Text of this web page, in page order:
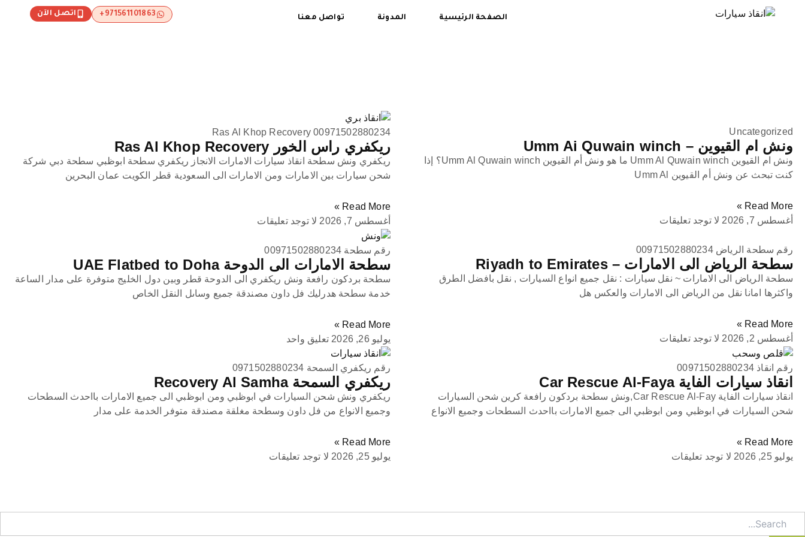
الصفحة الرئيسية المدونة تواصل معنا اتصل الآن 971561101863+
Uncategorized
ونش ام القيوين – Umm Ai Quwain winch
ونش ام القيوين Umm Al Quwain winch ما هو ونش أم القيوين Umm Al Quwain winch؟ إذا
كنت تبحث عن ونش أم القيوين Umm Al
Read More »
أغسطس 7, 2026
لا توجد تعليقات
Ras Al Khop Recovery 00971502880234
ريكفري راس الخور Ras Al Khop Recovery
ريكفري ونش سطحة انقاذ سيارات الامارات الانجاز ريكفري سطحة ابوظبي سطحة دبي شركة
شحن سيارات بين الامارات ومن الامارات الى السعودية قطر الكويت عمان البحرين
Read More »
أغسطس 7, 2026
لا توجد تعليقات
رقم سطحة الرياض 00971502880234
سطحة الرياض الى الامارات – Riyadh to Emirates
سطحة الرياض الى الامارات ~ نقل سيارات : نقل جميع انواع السيارات , نقل بافضل الطرق
واكثرها امانا نقل من الرياض الى الامارات والعكس هل
Read More »
أغسطس 2, 2026
لا توجد تعليقات
رقم سطحة 00971502880234
سطحة الامارات الى الدوحة UAE Flatbed to Doha
سطحة بردكون رافعة ونش ريكفري الى الدوحة قطر وبين دول الخليج متوفرة على مدار الساعة
خدمة سطحة هدرليك فل داون مصندقة جميع وساىل النقل الخاص
Read More »
يوليو 26, 2026
تعليق واحد
رقم انقاذ 00971502880234
انقاذ سيارات الفاية Car Rescue Al-Faya
انقاذ سيارات الفاية Car Rescue Al-Fay,ونش سطحة بردكون رافعة كرين شحن السيارات
شحن السيارات في ابوظبي ومن ابوظبي الى جميع الامارات بااحدث السطحات وجميع الانواع
Read More »
يوليو 25, 2026
لا توجد تعليقات
رقم ريكفري السمحة 0971502880234
ريكفري السمحة Recovery Al Samha
ريكفري ونش شحن السيارات في ابوظبي ومن ابوظبي الى جميع الامارات بااحدث السطحات
وجميع الانواع من فل داون وسطحة مغلقة مصندقة متوفر الخدمة على مدار
Read More »
يوليو 25, 2026
لا توجد تعليقات